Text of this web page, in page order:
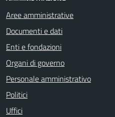
Aree amministrative
Documenti e dati
Enti e fondazioni
Organi di governo
Personale amministrativo
Politici
Uffici